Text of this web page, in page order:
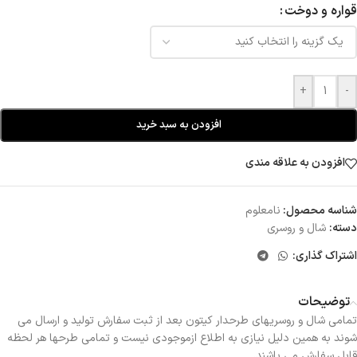
قواره و دوخت
-
+
افزودن به سبد خرید
افزودن به علاقه مندی
شناسه محصول: نامعلوم
دسته: شال و روسری
اشتراک گذاری:
توضیحات
تمامی شال و روسریهای طرحدار کیتون بعد از ثبت سفارش تولید و ارسال می
شوند به همین دلیل نیازی به اطلاع ازموجودی نیست و تمامی طرحها هر لحظه